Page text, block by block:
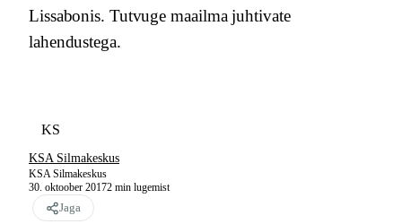
Lissabonis. Tutvuge maailma juhtivate
lahendustega.
KS
KSA Silmakeskus
KSA Silmakeskus
30. oktoober 20172 min lugemist
Jaga